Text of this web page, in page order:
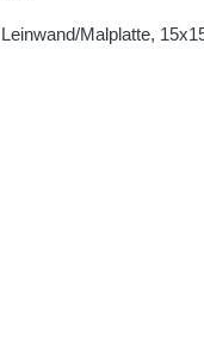
Leinwand/Malplatte,